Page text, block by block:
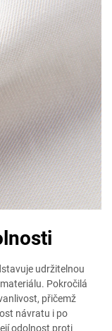
udržitelnou
Pokročilá
přičemž
návratu i po
odolnost proti